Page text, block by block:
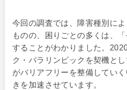
今回の調査では、障害種別に
ものの、困りごとの多くは、
することがわかりました。
ク・パラリンピックを契機と
がバリアフリーを整備してい
きを加速させています。